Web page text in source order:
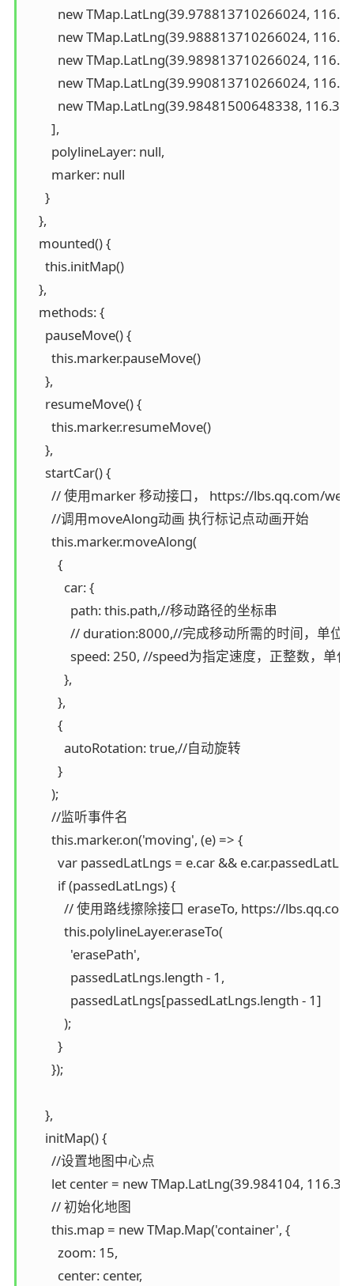
new TMap.LatLng(39.978813710266024,
new TMap.LatLng(39.988813710266024,
new TMap.LatLng(39.989813710266024,
new TMap.LatLng(39.990813710266024,
new TMap.LatLng(39.98481500648338,
],
polylineLayer: null,
marker: null
}
},
mounted() {
this.initMap()
},
methods: {
pauseMove() {
this.marker.pauseMove()
},
resumeMove() {
this.marker.resumeMove()
},
startCar() {
// 使用marker 移动接口， https://lbs.qq.com/
//调用moveAlong动画 执行标记点动画开始
this.marker.moveAlong(
{
car: {
path: this.path,//移动路径的坐标串
// duration:8000,//完成移动所需的时间，单位
speed: 250, //speed为指定速度，正整数，单位
},
},
{
autoRotation: true,//自动旋转
}
);
//监听事件名
this.marker.on('moving', (e) => {
var passedLatLngs = e.car &&
if (passedLatLngs) {
// 使用路线擦除接口 eraseTo, https://lbs.qq.com/
this.polylineLayer.eraseTo(
'erasePath',
passedLatLngs.length - 1,
passedLatLngs[passedLatLngs.length - 1]
);
}
});
},
initMap() {
//设置地图中心点
let center = new TMap.LatLng(39.984104,
// 初始化地图
this.map = new TMap.Map('container', {
zoom: 15,
center: center,